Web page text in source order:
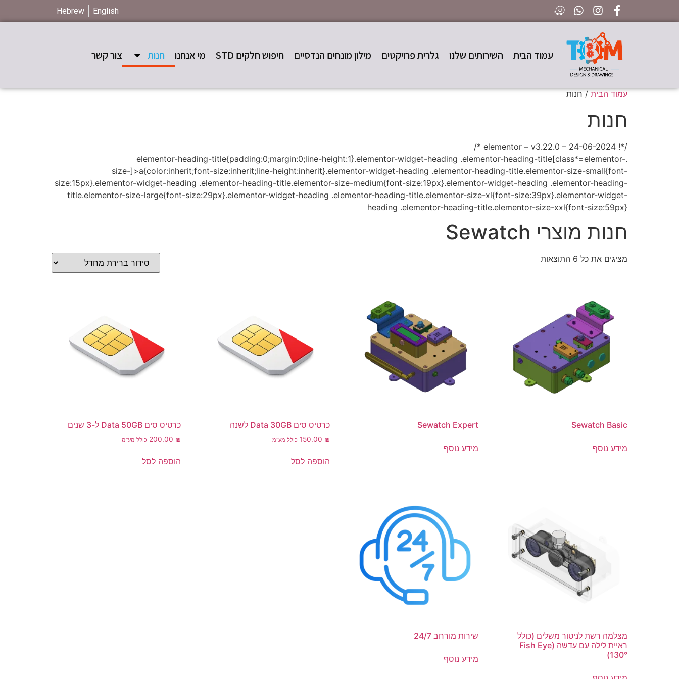
English
Hebrew
עמוד הבית השירותים שלנו גלרית פרויקטים מילון מונחים הנדסיים חיפוש חלקים STD מי אנחנו חנות צור קשר
עמוד הבית/ חנות
חנות
/*! elementor – v3.22.0 – 24-06-2024 */
.elementor-heading-title{padding:0;margin:0;line-height:1}.elementor-widget-heading .elementor-heading-title[class*=elementor-
size-]>a{color:inherit;font-size:inherit;line-height:inherit}.elementor-widget-heading .elementor-heading-title.elementor-size-small{font-
size:15px}.elementor-widget-heading .elementor-heading-title.elementor-size-medium{font-size:19px}.elementor-widget-heading .elementor-heading-
title.elementor-size-large{font-size:29px}.elementor-widget-heading .elementor-heading-title.elementor-size-xl{font-size:39px}.elementor-widget-
heading .elementor-heading-title.elementor-size-xxl{font-size:59px}
חנות מוצרי Sewatch
מציגים את כל ⁦6⁩ התוצאות
Sewatch Basic
מידע נוסף
Sewatch Expert
מידע נוסף
כרטיס סים Data 30GB לשנה
150.00 ₪ כולל מע"מ
הוספה לסל
כרטיס סים Data 50GB ל-3 שנים
200.00 ₪ כולל מע"מ
הוספה לסל
מצלמה רשת לניטור משלים (כולל
ראיית לילה עם עדשה (Fish Eye
130°)
שירות מורחב 24/7
מידע נוסף